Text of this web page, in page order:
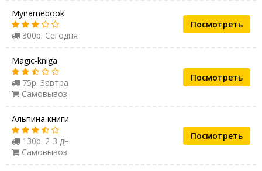
Mynamebook
300р. Сегодня
Посмотреть
Magic-kniga
75р. Завтра
Самовывоз
Посмотреть
Альпина книги
130р. 2-3 дн.
Самовывоз
Посмотреть